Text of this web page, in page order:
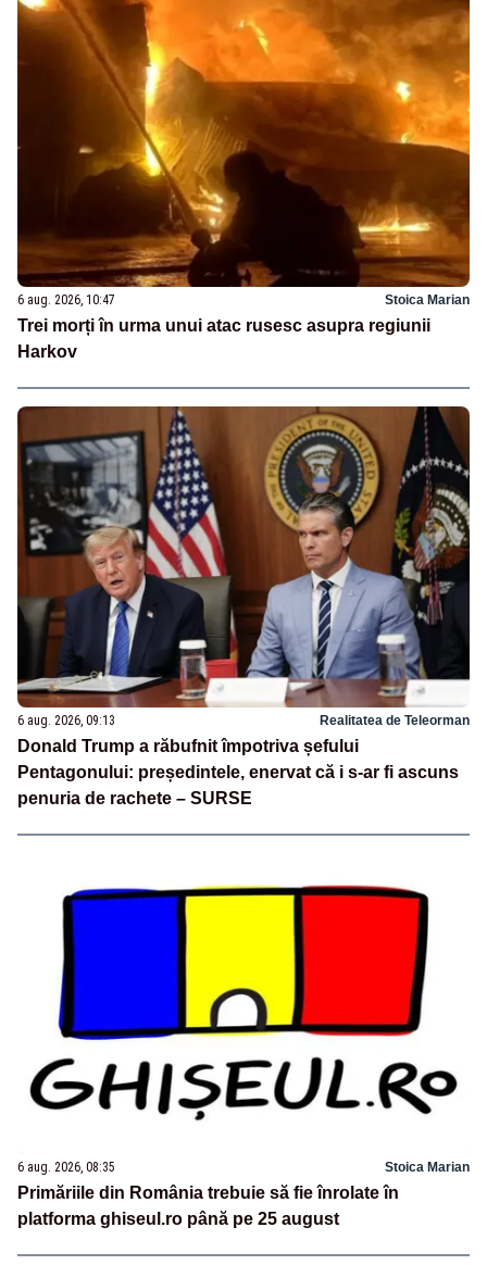
6 aug. 2026, 10:47 Stoica Marian
Trei morți în urma unui atac rusesc asupra regiunii
Harkov
6 aug. 2026, 09:13 Realitatea de Teleorman
Donald Trump a răbufnit împotriva șefului
Pentagonului: președintele, enervat că i s-ar fi ascuns
penuria de rachete – SURSE
6 aug. 2026, 08:35 Stoica Marian
Primăriile din România trebuie să fie înrolate în
platforma ghiseul.ro până pe 25 august